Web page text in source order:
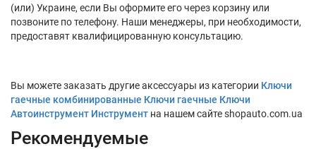
(или) Украине, если Вы оформите его через корзину или
позвоните по телефону. Наши менеджеры, при необходимости,
предоставят квалифицированную консультацию.
Вы можете заказать другие аксессуары из категории Ключи
гаечные комбинированные Ключи гаечные Ключи
Автоинструмент Инструмент на нашем сайте shopauto.com.ua
Рекомендуемые